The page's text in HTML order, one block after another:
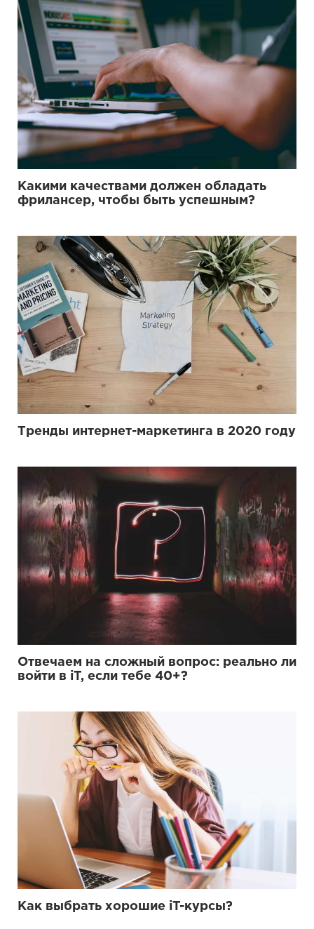
Какими качествами должен обладать
фрилансер, чтобы быть успешным?
Тренды интернет-маркетинга в 2020 году
Отвечаем на сложный вопрос: реально ли
войти в iT, если тебе 40+?
Как выбрать хорошие iT-курсы?